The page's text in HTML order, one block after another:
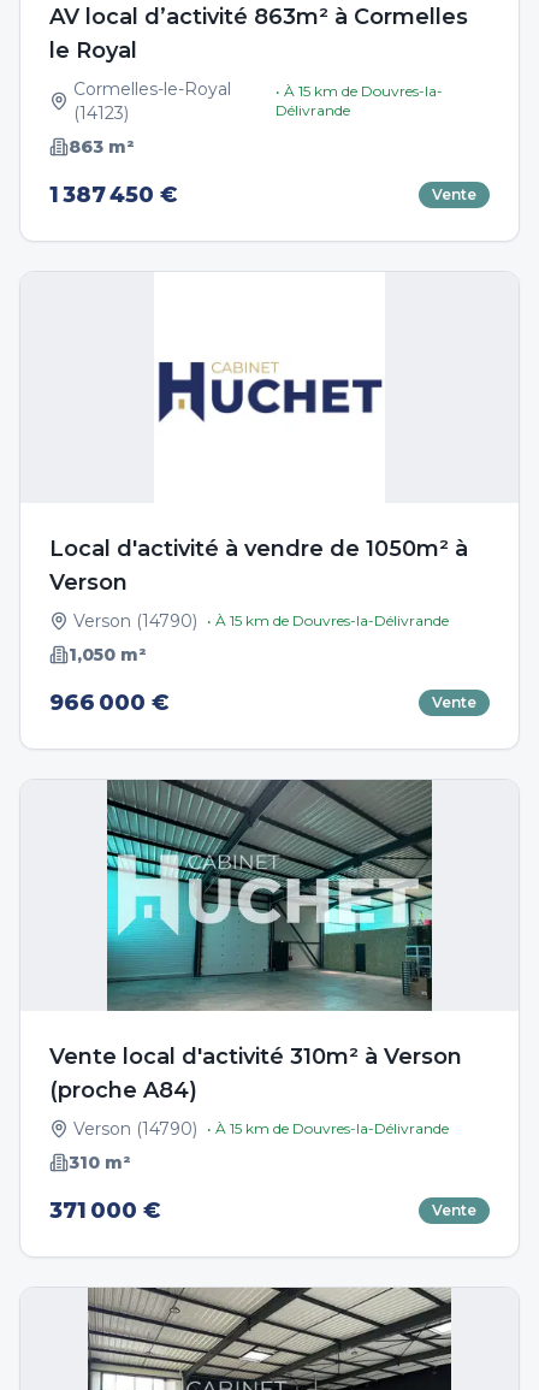
AV local d’activité 863m² à Cormelles
le Royal
Cormelles-le-Royal
(14123)
• À15 km de Douvres-la-
Délivrande
863 m²
1 387 450 € Vente
Local d'activité à vendre de 1050m² à
Verson
Verson (14790) • À 15 km de Douvres-la-Délivrande
1,050 m²
966 000 € Vente
Vente local d'activité 310m² à Verson
(proche A84)
Verson (14790) • À 15 km de Douvres-la-Délivrande
310 m²
371 000 € Vente